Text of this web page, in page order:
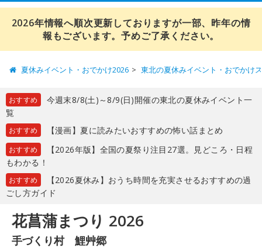
2026年情報へ順次更新しておりますが一部、昨年の情
報もございます。予めご了承ください。
夏休みイベント・おでかけ2026 東北の夏休みイベント・おでかけ
おすすめ
今週末8/8(土)～8/9(日)開催の東北の夏休みイベント一
覧
おすすめ 【漫画】夏に読みたいおすすめの怖い話まとめ
おすすめ
【2026年版】全国の夏祭り注目27選。見どころ・日程
もわかる！
おすすめ
【2026夏休み】おうち時間を充実させるおすすめの過
ごし方ガイド
花菖蒲まつり 2026
手づくり村 鯉艸郷